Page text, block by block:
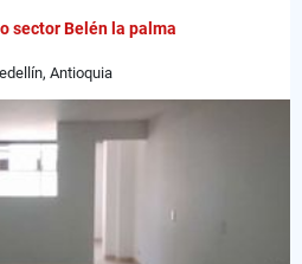
sector Belén la palma
Antioquia